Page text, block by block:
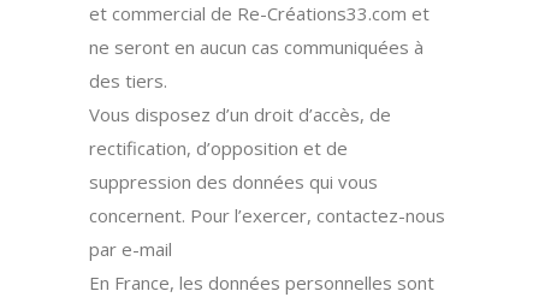
et commercial de Re-Créations33.com et
ne seront en aucun cas communiquées à
des tiers.
Vous disposez d’un droit d’accès, de
rectification, d’opposition et de
suppression des données qui vous
concernent. Pour l’exercer, contactez-nous
par e-mail
En France, les données personnelles sont